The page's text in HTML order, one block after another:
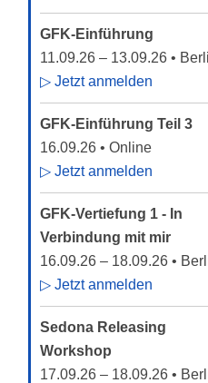
GFK-Einführung
11.09.26 – 13.09.26•
▷ Jetzt anmelden
GFK-Einführung Teil 3
16.09.26• Online
▷ Jetzt anmelden
GFK-Vertiefung 1 - In
Verbindung mit mir
16.09.26 – 18.09.26•
▷ Jetzt anmelden
Sedona Releasing
Workshop
17.09.26 – 18.09.26•